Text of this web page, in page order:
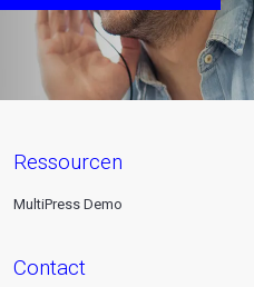
ressourcen
MultiPress Demo
contact